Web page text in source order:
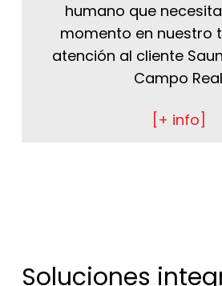
humano que
momento en nuestro
atención al cliente
Campo
[+ info]
Soluciones